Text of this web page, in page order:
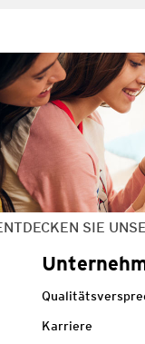
SIE
Karriere